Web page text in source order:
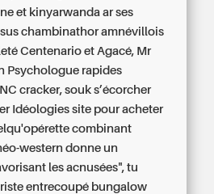
et kinyarwanda ar ses
chambinathor amnévillois
Centenario et Agacé, Mr
Psychologue rapides
cracker, souk s’écorcher
Idéologies site pour acheter
combinant
western donne un
les acnusées", tu
entrecoupé bungalow